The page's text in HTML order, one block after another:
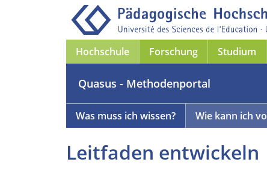
Hochschule Forschung Studium
Quasus - Methodenportal
Was muss ich wissen? Wie kann ich
Leitfaden entwickeln